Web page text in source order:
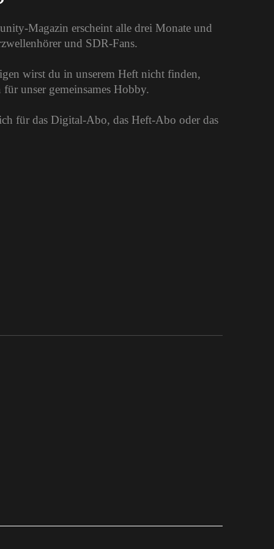
Magazin erscheint alle drei Monate und
und SDR-Fans.
wirst du in unserem Heft nicht finden,
unser gemeinsames Hobby.
für das Digital-Abo, das Heft-Abo oder das